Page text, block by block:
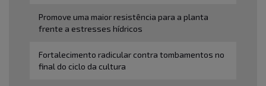
Promove uma maior resistência para a planta
frente a estresses hídricos
Fortalecimento radicular contra tombamentos no
final do ciclo da cultura